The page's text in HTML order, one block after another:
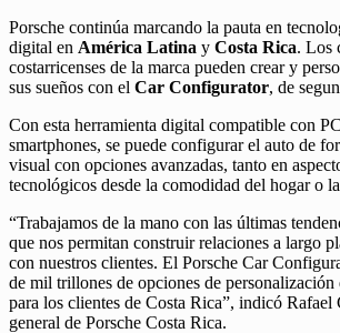
Porsche continúa marcando la pauta en
digital en América Latina y Costa Rica. Los
costarricenses de la marca pueden crear y
sus sueños con el Car Configurator, de
Con esta herramienta digital compatible con
smartphones, se puede configurar el auto de
visual con opciones avanzadas, tanto en
tecnológicos desde la comodidad del hogar o
“Trabajamos de la mano con las últimas
que nos permitan construir relaciones a largo
con nuestros clientes. El Porsche Car
de mil trillones de opciones de personalización
para los clientes de Costa Rica”, indicó Rafael
general de Porsche Costa Rica.